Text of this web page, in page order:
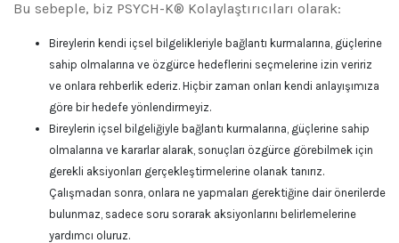
Bu sebeple, biz PSYCH-K® Kolaylaştırıcıları olarak:
Bireylerin kendi içsel bilgelikleriyle bağlantı kurmalarına, güçlerine
sahip olmalarına ve özgürce hedeflerini seçmelerine izin veririz
ve onlara rehberlik ederiz. Hiçbir zaman onları kendi anlayışımıza
göre bir hedefe yönlendirmeyiz.
Bireylerin içsel bilgeliğiyle bağlantı kurmalarına, güçlerine sahip
olmalarına ve kararlar alarak, sonuçları özgürce görebilmek için
gerekli aksiyonları gerçekleştirmelerine olanak tanırız.
Çalışmadan sonra, onlara ne yapmaları gerektiğine dair önerilerde
bulunmaz, sadece soru sorarak aksiyonlarını belirlemelerine
yardımcı oluruz.